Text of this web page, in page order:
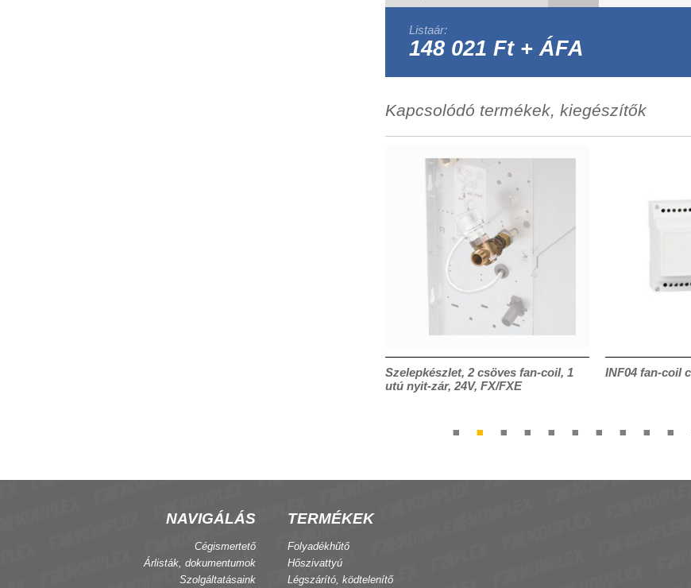
Listaár:
148 021 Ft + ÁFA
Kapcsolódó termékek, kiegészítők
Szelepkészlet, 2 csöves fan-coil, 1
utú nyit-zár, 24V, FX/FXE
INF04 fan-coil
NAVIGÁLÁS
Cégismertető
Árlisták, dokumentumok
Szolgáltatásaink
TERMÉKEK
Folyadékhűtő
Hőszivattyú
Légszárító, ködtelenítő